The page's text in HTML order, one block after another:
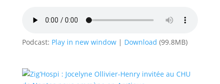
Podcast: Play in new window| Download (99.8MB)